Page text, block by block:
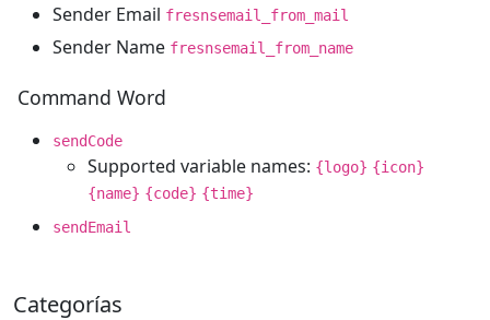
Sender Email fresnsemail_from_mail
Sender Name fresnsemail_from_name
Command Word
sendCode
Supported variable names: {logo} {icon}
{name} {code} {time}
sendEmail
Categorías